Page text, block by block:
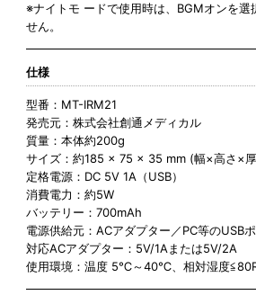
※ナイトモ ードで使用時は、BGMオンを選
せん。
仕様
型番：MT-IRM21
発売元：株式会社創通メディカル
質量：本体約200g
サイズ：約185 × 75 × 35 mm (幅×高さ×
定格電源：DC 5V 1A（USB）
消費電力：約5W
バッテリー：700mAh
電源供給元：ACアダプター／PC等のUSB
対応ACアダプター：5V/1Aまたは5V/2A
使用環境：温度 5℃～40℃、相対湿度